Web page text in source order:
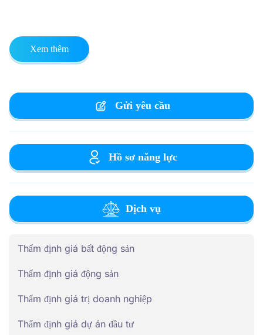
Xem thêm
Gửi yêu cầu
Hồ sơ năng lực
Dịch vụ
Thẩm định giá bất động sản
Thẩm định giá động sản
Thẩm định giá trị doanh nghiệp
Thẩm định giá dự án đầu tư